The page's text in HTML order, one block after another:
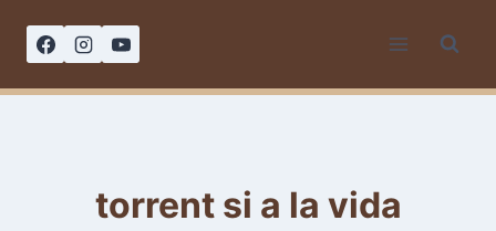
torrent si a la vida